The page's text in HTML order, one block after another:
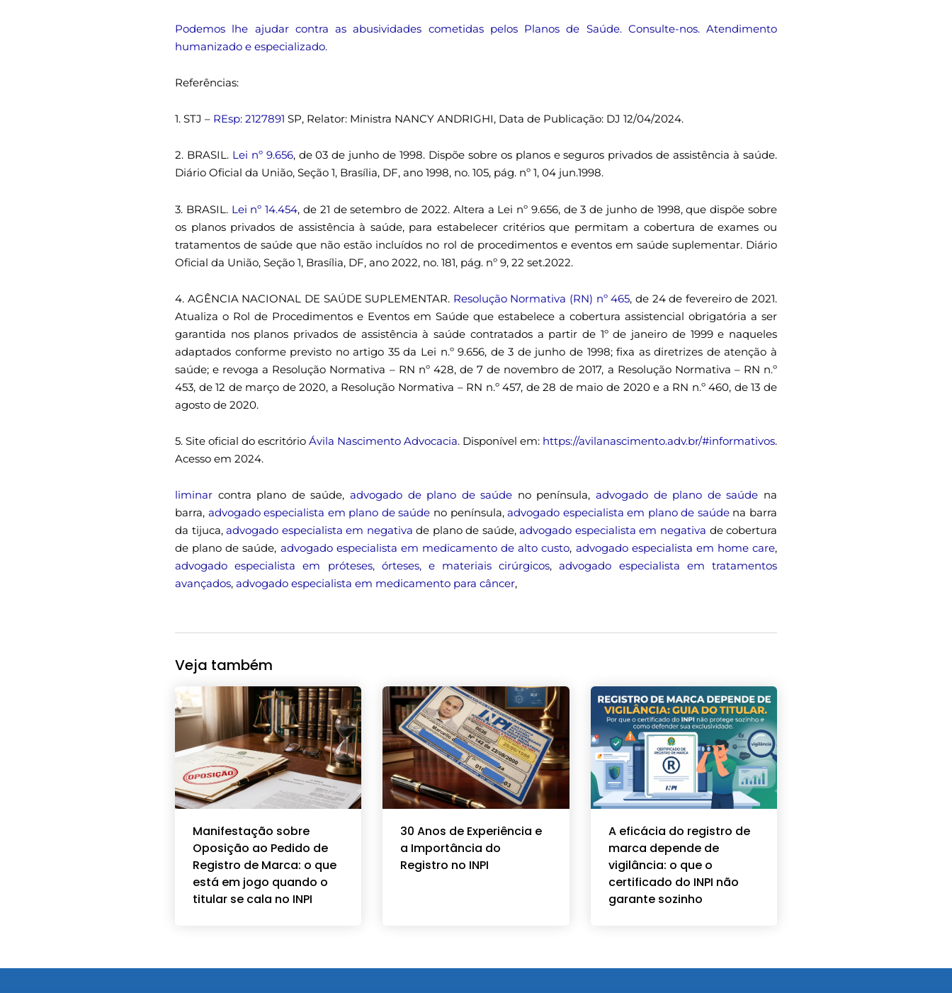
Podemos lhe ajudar contra as abusividades cometidas pelos Planos de Saúde. Consulte-nos. Atendimento
humanizado e especializado.
Referências:
1. STJ – REsp: 2127891 SP, Relator: Ministra NANCY ANDRIGHI, Data de Publicação: DJ 12/04/2024.
2. BRASIL. Lei nº 9.656, de 03 de junho de 1998. Dispõe sobre os planos e seguros privados de assistência à saúde.
Diário Oficial da União, Seção 1, Brasília, DF, ano 1998, no. 105, pág. nº 1, 04 jun.1998.
3. BRASIL. Lei nº 14.454, de 21 de setembro de 2022. Altera a Lei nº 9.656, de 3 de junho de 1998, que dispõe sobre
os planos privados de assistência à saúde, para estabelecer critérios que permitam a cobertura de exames ou
tratamentos de saúde que não estão incluídos no rol de procedimentos e eventos em saúde suplementar. Diário
Oficial da União, Seção 1, Brasília, DF, ano 2022, no. 181, pág. nº 9, 22 set.2022.
4. AGÊNCIA NACIONAL DE SAÚDE SUPLEMENTAR. Resolução Normativa (RN) nº 465, de 24 de fevereiro de 2021.
Atualiza o Rol de Procedimentos e Eventos em Saúde que estabelece a cobertura assistencial obrigatória a ser
garantida nos planos privados de assistência à saúde contratados a partir de 1º de janeiro de 1999 e naqueles
adaptados conforme previsto no artigo 35 da Lei n.º 9.656, de 3 de junho de 1998; fixa as diretrizes de atenção à
saúde; e revoga a Resolução Normativa – RN nº 428, de 7 de novembro de 2017, a Resolução Normativa – RN n.º
453, de 12 de março de 2020, a Resolução Normativa – RN n.º 457, de 28 de maio de 2020 e a RN n.º 460, de 13 de
agosto de 2020.
5. Site oficial do escritório Ávila Nascimento Advocacia. Disponível em: https://avilanascimento.adv.br/#informativos.
Acesso em 2024.
liminar contra plano de saúde, advogado de plano de saúde no península,advogado de plano de saúde na
barra, advogado especialista em plano de saúde no península,advogado especialista em plano de saúdena barra
da tijuca,advogado especialista em negativa de plano de saúde,advogado especialista em negativa de cobertura
de plano de saúde, advogado especialista em medicamento de alto custo, advogado especialista em home care,
advogado especialista em próteses, órteses, e materiais cirúrgicos,advogado especialista em tratamentos
avançados, advogado especialista em medicamento para câncer,
Veja também
Manifestação sobre
Oposição ao Pedido de
Registro de Marca: o que
está em jogo quando o
titular se cala no INPI
30 Anos de Experiência e
a Importância do
Registro no INPI
A eficácia do registro de
marca depende de
vigilância: o que o
certificado do INPI não
garante sozinho